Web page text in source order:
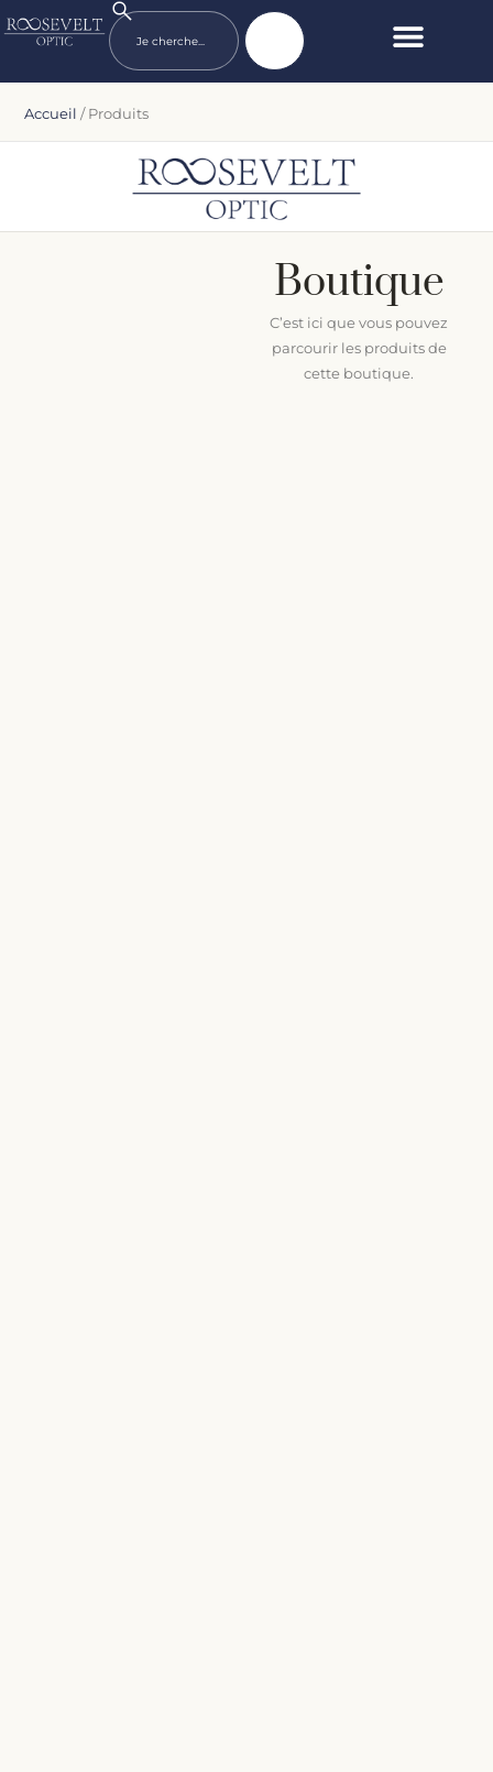
Accueil / Produits
Boutique
C’est ici que vous pouvez
parcourir les produits de
cette boutique.